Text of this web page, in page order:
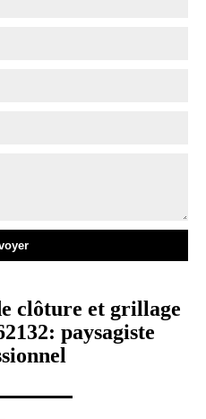
clôture et grillage
paysagiste